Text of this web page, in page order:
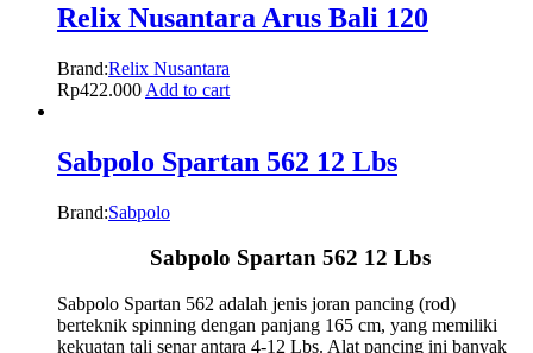
Relix Nusantara Arus Bali 120
Brand:Relix Nusantara
Rp422.000 Add to cart
Sabpolo Spartan 562 12 Lbs
Brand:Sabpolo
Sabpolo Spartan 562 12 Lbs
Sabpolo Spartan 562 adalah jenis joran pancing (rod)
berteknik spinning dengan panjang 165 cm, yang memiliki
kekuatan tali senar antara 4-12 Lbs. Alat pancing ini banyak